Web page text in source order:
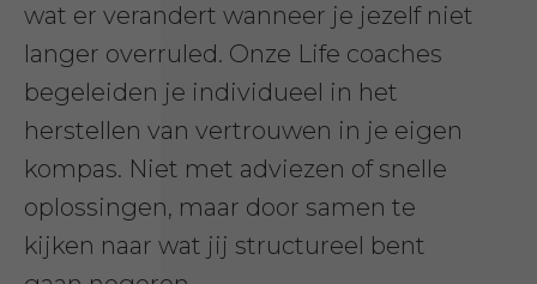
wat er verandert wanneer je jezelf niet
langer overruled. Onze Life coaches
begeleiden je individueel in het
herstellen van vertrouwen in je eigen
kompas. Niet met adviezen of snelle
oplossingen, maar door samen te
kijken naar wat jij structureel bent